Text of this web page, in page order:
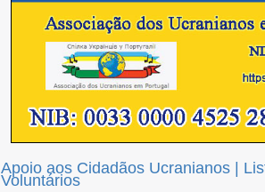
Apoio aos Cidadãos Ucranianos |
Voluntários